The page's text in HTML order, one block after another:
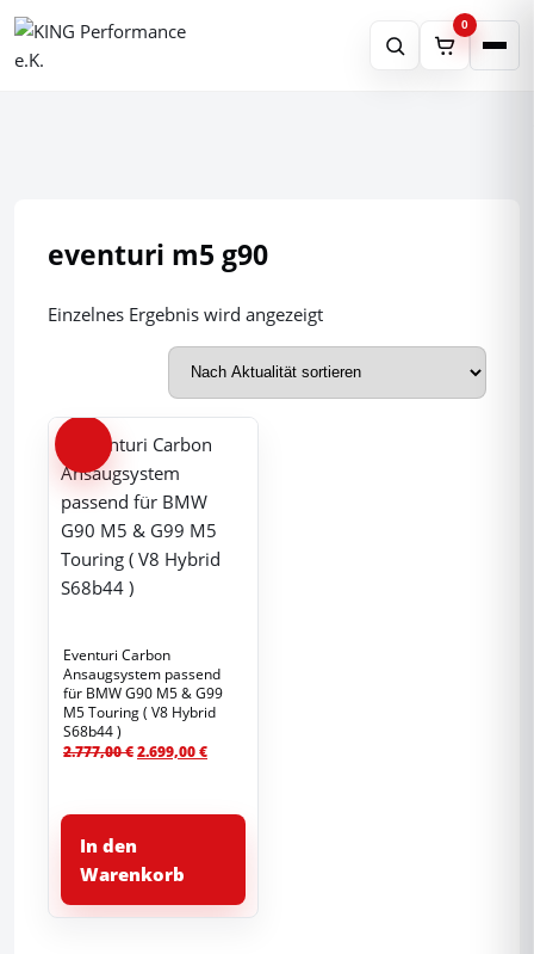
0
Shop
Partner
Leistungen
Über Uns
Produktsuche
Schnell finden
ein.
eventuri m5 g90
Einzelnes Ergebnis wird angezeigt
Eventuri Carbon
Ansaugsystem passend
für BMW G90 M5 & G99
M5 Touring ( V8 Hybrid
S68b44 )
2.777,00€Ursprünglicher
2.777,00 €
2.699,00€Aktueller
2.699,00 €.
In den
Warenkorb